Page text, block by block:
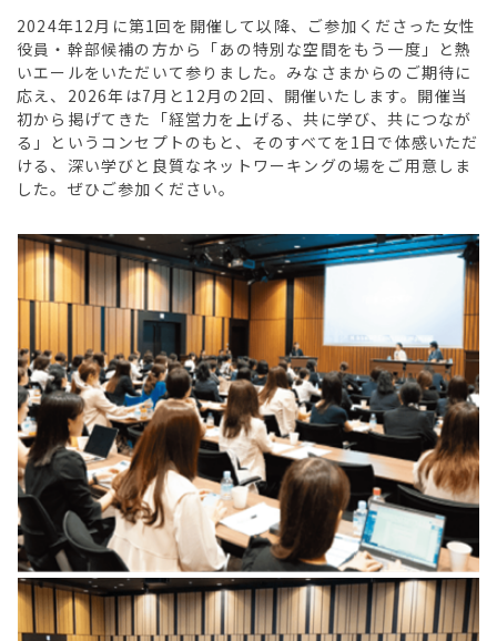
2024年12月に第1回を開催して以降、ご参加くださった女性
役員・幹部候補の方から「あの特別な空間をもう一度」と熱
いエールをいただいて参りました。みなさまからのご期待に
応え、2026年は7月と12月の2回、開催いたします。開催当
初から掲げてきた「経営力を上げる、共に学び、共につなが
る」というコンセプトのもと、そのすべてを1日で体感いただ
ける、深い学びと良質なネットワーキングの場をご用意しま
した。ぜひご参加ください。